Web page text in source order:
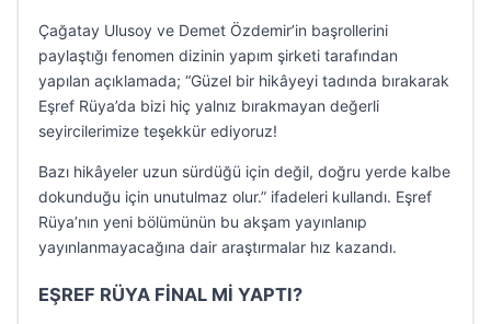
Çağatay Ulusoy ve Demet Özdemir’in başrollerini
paylaştığı fenomen dizinin yapım şirketi tarafından
yapılan açıklamada; “Güzel bir hikâyeyi tadında bırakarak
Eşref Rüya’da bizi hiç yalnız bırakmayan değerli
seyircilerimize teşekkür ediyoruz!
Bazı hikâyeler uzun sürdüğü için değil, doğru yerde kalbe
dokunduğu için unutulmaz olur.” ifadeleri kullandı. Eşref
Rüya’nın yeni bölümünün bu akşam yayınlanıp
yayınlanmayacağına dair araştırmalar hız kazandı.
EŞREF RÜYA FİNAL Mİ YAPTI?